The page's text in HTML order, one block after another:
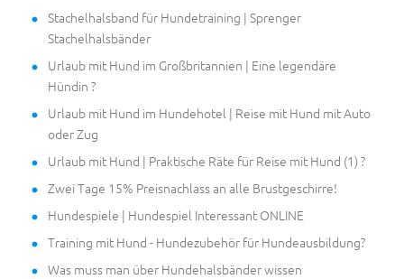
Stachelhalsband für Hundetraining | Sprenger
Stachelhalsbänder
Urlaub mit Hund im Großbritannien | Eine legendäre
Hündin ?
Urlaub mit Hund im Hundehotel | Reise mit Hund mit Auto
oder Zug
Urlaub mit Hund | Praktische Räte für Reise mit Hund (1) ?
Zwei Tage 15% Preisnachlass an alle Brustgeschirre!
Hundespiele | Hundespiel Interessant ONLINE
Training mit Hund - Hundezubehör für Hundeausbildung?
Was muss man über Hundehalsbänder wissen